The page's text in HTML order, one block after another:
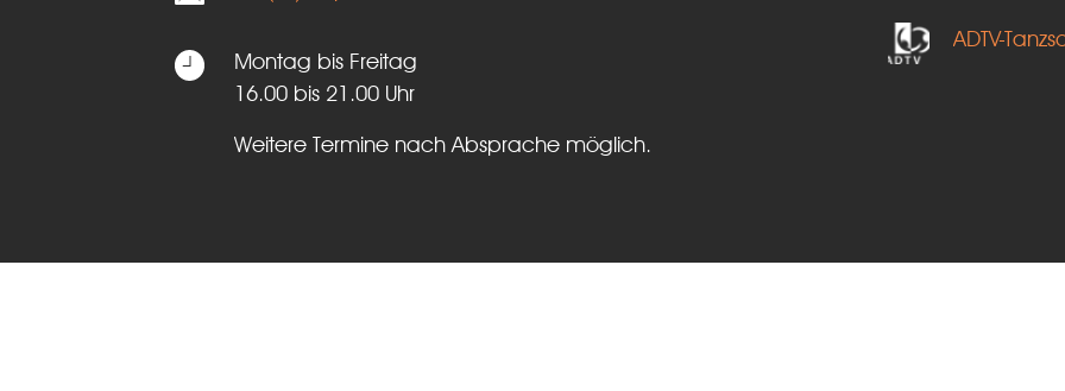
Montag bis Freitag
16.00 bis 21.00 Uhr
Weitere Termine nach Absprache möglich.
ADTV-